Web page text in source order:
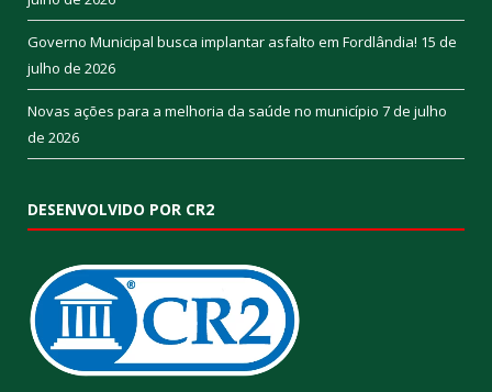
Governo Municipal busca implantar asfalto em Fordlândia! 15 de
julho de 2026
Novas ações para a melhoria da saúde no município 7 de julho
de 2026
DESENVOLVIDO POR CR2